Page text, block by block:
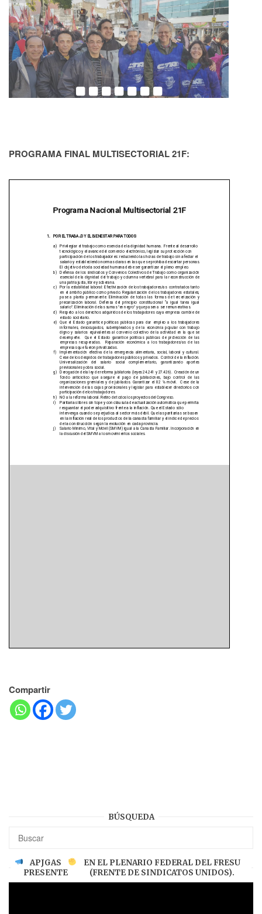
PROGRAMA FINAL MULTISECTORIAL 21F:
Compartir
BÚSQUEDA
APJGAS
PRESENTE
EN EL PLENARIO FEDERAL DEL FRESU
(FRENTE DE SINDICATOS UNIDOS).